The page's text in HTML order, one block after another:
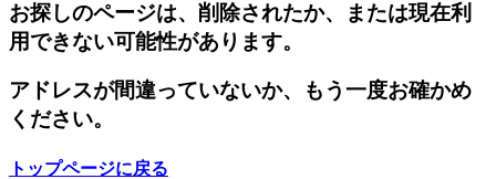
お探しのページは、削除されたか、または現在利
用できない可能性があります。
アドレスが間違っていないか、もう一度お確かめ
ください。
トップページに戻る